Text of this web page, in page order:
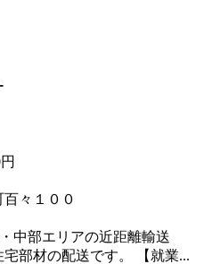
々１００
中部エリアの近距離輸送
部材の配送です。 【就業...